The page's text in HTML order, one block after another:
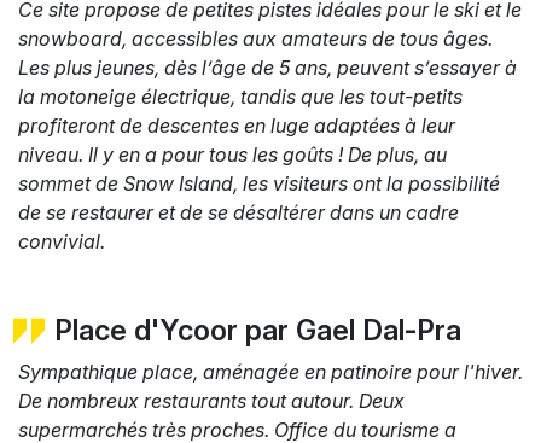
Ce site propose de petites pistes idéales pour le ski et le
snowboard, accessibles aux amateurs de tous âges.
Les plus jeunes, dès l’âge de 5 ans, peuvent s’essayer à
la motoneige électrique, tandis que les tout-petits
profiteront de descentes en luge adaptées à leur
niveau. Il y en a pour tous les goûts ! De plus, au
sommet de Snow Island, les visiteurs ont la possibilité
de se restaurer et de se désaltérer dans un cadre
convivial.
Place d'Ycoor par Gael Dal-Pra
Sympathique place, aménagée en patinoire pour l'hiver.
De nombreux restaurants tout autour. Deux
supermarchés très proches. Office du tourisme a